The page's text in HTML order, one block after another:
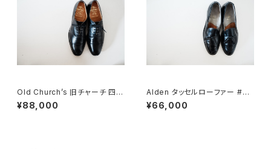
Old Church’s 旧チャーチ 四都
市 Consul 95D
¥88,000
Alden タッセルローファー #66
0 10C
¥66,000